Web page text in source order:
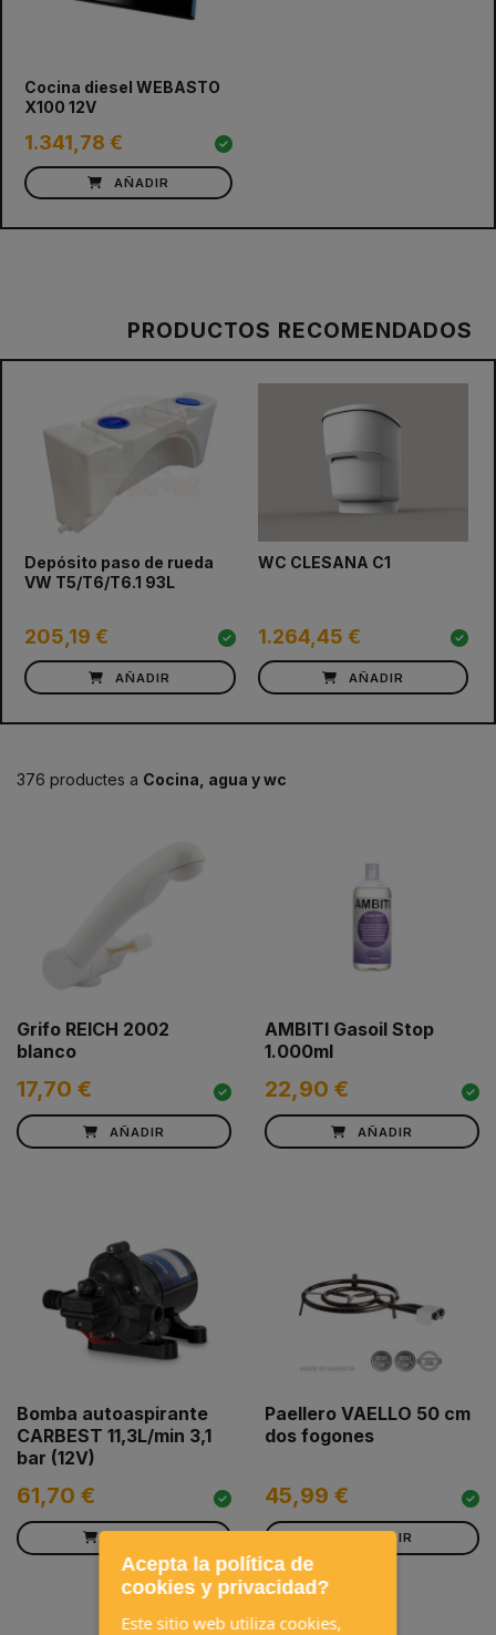
Cocina diesel WEBASTO
X100 12V
1.341,78 €
AÑADIR
PRODUCTOS RECOMENDADOS
Depósito paso de rueda
VW T5/T6/T6.1 93L
205,19 €
AÑADIR
WC CLESANA C1
1.264,45 €
AÑADIR
next
376 productes a Cocina, agua y wc
Grifo REICH 2002
blanco
17,70 €
AÑADIR
AMBITI Gasoil Stop
1.000ml
22,90 €
AÑADIR
Bomba autoaspirante
CARBEST 11,3L/min 3,1
bar (12V)
61,70 €
Paellero VAELLO 50 cm
dos fogones
45,99 €
AÑADIR
Acepta la política de
cookies y privacidad?
Este sitio web utiliza cookies,